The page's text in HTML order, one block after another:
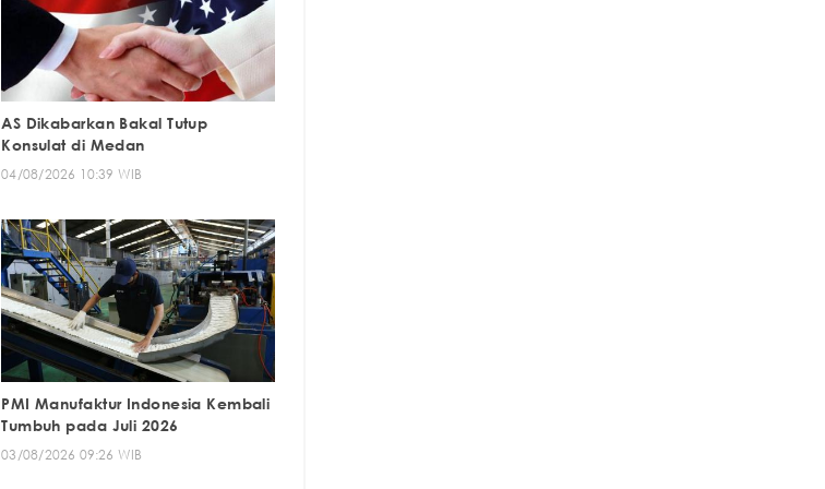
AS Dikabarkan Bakal Tutup
Konsulat di Medan
04/08/2026 10:39 WIB
PMI Manufaktur Indonesia Kembali
Tumbuh pada Juli 2026
03/08/2026 09:26 WIB